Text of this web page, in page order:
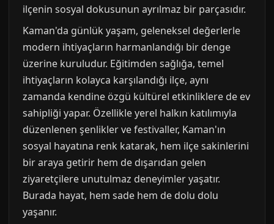
ilçenin sosyal dokusunun ayrılmaz bir parçasıdır.
Kaman'da günlük yaşam, geleneksel değerlerle
modern ihtiyaçların harmanlandığı bir denge
üzerine kuruludur. Eğitimden sağlığa, temel
ihtiyaçların kolayca karşılandığı ilçe, aynı
zamanda kendine özgü kültürel etkinliklere de ev
sahipliği yapar. Özellikle yerel halkın katılımıyla
düzenlenen şenlikler ve festivaller, Kaman'ın
sosyal hayatına renk katarak, hem ilçe sakinlerini
bir araya getirir hem de dışarıdan gelen
ziyaretçilere unutulmaz deneyimler yaşatır.
Burada hayat, hem sade hem de dolu dolu
yaşanır.